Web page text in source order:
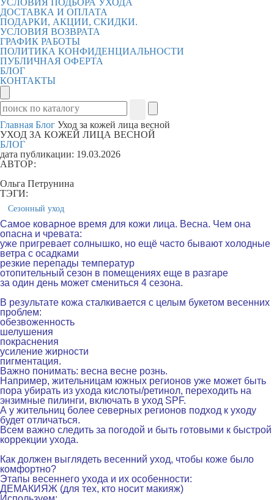
ДОСТАВКА И ОПЛАТА
ПОДАРКИ, АКЦИИ, СКИДКИ.
УСЛОВИЯ ВОЗВРАТА
ГРАФИК РАБОТЫ
ПОЛИТИКА КОНФИДЕНЦИАЛЬНОСТИ
ПУБЛИЧНАЯ ОФЕРТА
БЛОГ
КОНТАКТЫ
Главная Блог Уход за кожей лица весной
УХОД ЗА КОЖЕЙ ЛИЦА ВЕСНОЙ
БЛОГ
дата публикации: 19.03.2026
АВТОР:
Ольга Петрунина
ТЭГИ:
Сезонный уход
Самое коварное время для кожи лица. Весна. Чем она
опасна и чревата:
уже пригревает солнышко, но ещё часто бывают холодные
ветра с осадками
резкие перепады температур
отопительный сезон в помещениях еще в разгаре
за один день может смениться 4 сезона.
В результате кожа сталкивается с целым букетом весенних
проблем:
обезвоженность
шелушения
покраснения
усиление жирности
пигментация.
Важно понимать: весна весне рознь.
Например, жительницам южных регионов уже может быть
пора убирать из ухода кислоты/ретинол, переходить на
энзимные пилинги, включать в уход SPF.
А у жительниц более северных регионов подход к уходу
будет отличаться.
Всем важно следить за погодой и быть готовыми к быстрой
коррекции ухода.
Как должен выглядеть весенний уход, чтобы коже было
комфортно?
Этапы весеннего ухода и их особенности:
ДЕМАКИЯЖ (для тех, кто носит макияж)